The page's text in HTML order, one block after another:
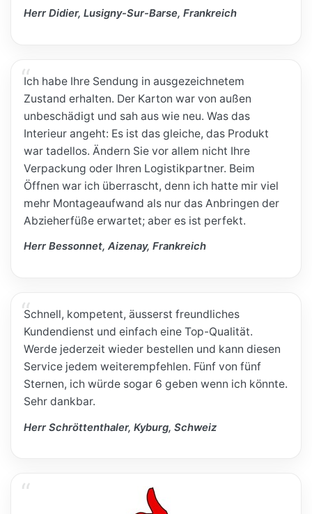
Herr Didier, Lusigny-Sur-Barse, Frankreich
Ich habe Ihre Sendung in ausgezeichnetem
Zustand erhalten. Der Karton war von außen
unbeschädigt und sah aus wie neu. Was das
Interieur angeht: Es ist das gleiche, das Produkt
war tadellos. Ändern Sie vor allem nicht Ihre
Verpackung oder Ihren Logistikpartner. Beim
Öffnen war ich überrascht, denn ich hatte mir viel
mehr Montageaufwand als nur das Anbringen der
Abzieherfüße erwartet; aber es ist perfekt.
Herr Bessonnet, Aizenay, Frankreich
Schnell, kompetent, äusserst freundliches
Kundendienst und einfach eine Top-Qualität.
Werde jederzeit wieder bestellen und kann diesen
Service jedem weiterempfehlen. Fünf von fünf
Sternen, ich würde sogar 6 geben wenn ich könnte.
Sehr dankbar.
Herr Schröttenthaler, Kyburg, Schweiz